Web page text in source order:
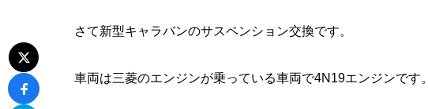
さて新型キャラバンのサスペンション交換です。
車両は三菱のエンジンが乗っている車両で4N19エンジンです。